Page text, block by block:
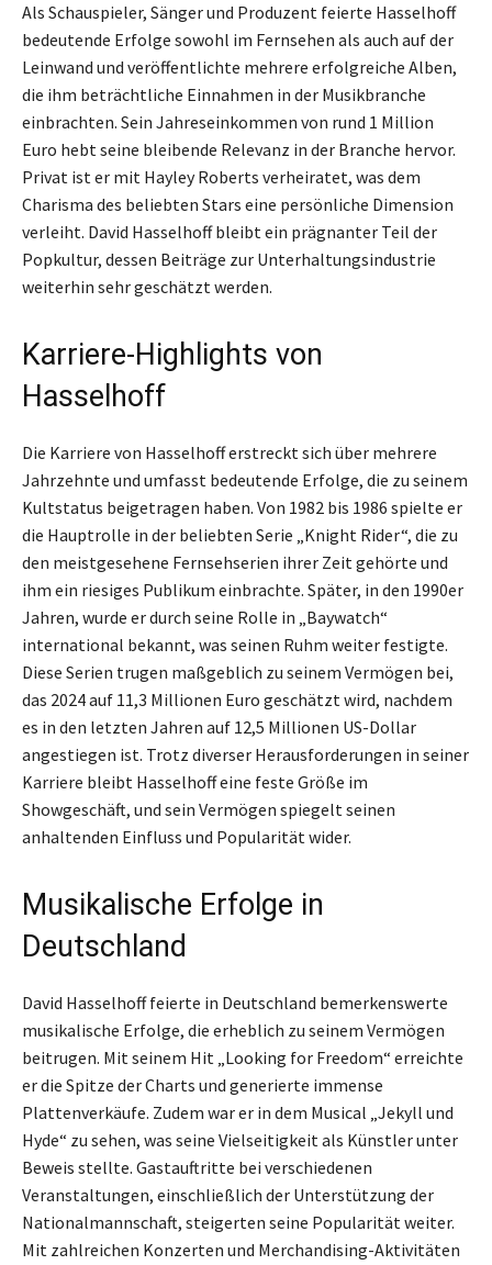
Als Schauspieler, Sänger und Produzent feierte Hasselhoff
bedeutende Erfolge sowohl im Fernsehen als auch auf der
Leinwand und veröffentlichte mehrere erfolgreiche Alben,
die ihm beträchtliche Einnahmen in der Musikbranche
einbrachten. Sein Jahreseinkommen von rund 1 Million
Euro hebt seine bleibende Relevanz in der Branche hervor.
Privat ist er mit Hayley Roberts verheiratet, was dem
Charisma des beliebten Stars eine persönliche Dimension
verleiht. David Hasselhoff bleibt ein prägnanter Teil der
Popkultur, dessen Beiträge zur Unterhaltungsindustrie
weiterhin sehr geschätzt werden.
Karriere-Highlights von
Hasselhoff
Die Karriere von Hasselhoff erstreckt sich über mehrere
Jahrzehnte und umfasst bedeutende Erfolge, die zu seinem
Kultstatus beigetragen haben. Von 1982 bis 1986 spielte er
die Hauptrolle in der beliebten Serie „Knight Rider“, die zu
den meistgesehene Fernsehserien ihrer Zeit gehörte und
ihm ein riesiges Publikum einbrachte. Später, in den 1990er
Jahren, wurde er durch seine Rolle in „Baywatch“
international bekannt, was seinen Ruhm weiter festigte.
Diese Serien trugen maßgeblich zu seinem Vermögen bei,
das 2024 auf 11,3 Millionen Euro geschätzt wird, nachdem
es in den letzten Jahren auf 12,5 Millionen US-Dollar
angestiegen ist. Trotz diverser Herausforderungen in seiner
Karriere bleibt Hasselhoff eine feste Größe im
Showgeschäft, und sein Vermögen spiegelt seinen
anhaltenden Einfluss und Popularität wider.
Musikalische Erfolge in
Deutschland
David Hasselhoff feierte in Deutschland bemerkenswerte
musikalische Erfolge, die erheblich zu seinem Vermögen
beitrugen. Mit seinem Hit „Looking for Freedom“ erreichte
er die Spitze der Charts und generierte immense
Plattenverkäufe. Zudem war er in dem Musical „Jekyll und
Hyde“ zu sehen, was seine Vielseitigkeit als Künstler unter
Beweis stellte. Gastauftritte bei verschiedenen
Veranstaltungen, einschließlich der Unterstützung der
Nationalmannschaft, steigerten seine Popularität weiter.
Mit zahlreichen Konzerten und Merchandising-Aktivitäten